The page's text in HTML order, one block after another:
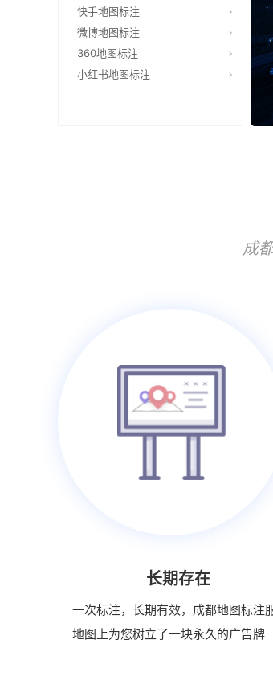
快手地图标注
微博地图标注
360地图标注
小红书地图标注
成
长期存在
一次标注，长期有效，成都地图标注
地图上为您树立了一块永久的广告牌